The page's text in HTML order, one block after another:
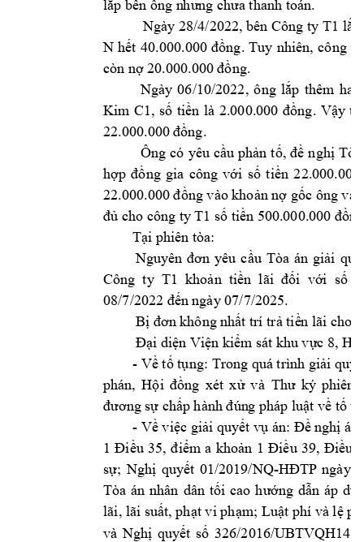
lắp bên ông nhưng chưa thanh toán.
Ngày 28/4/2022, bên Công ty T1
N hết 40.000.000 đồng. Tuy nhiên, công
còn nợ 20.000.000 đồng.
Ngày 06/10/2022, ông lắp thêm hai
Kim C1, số tiền là 2.000.000 đồng. Vậy
22.000.000 đồng.
Ông có yêu cầu phản tố, đề nghị
hợp đồng gia công với số tiền 22.000.000
22.000.000 đồng vào khoản nợ gốc ông vay
đủ cho công ty T1 số tiền 500.000.000 đ
Tại phiên tòa:
Nguyên đơn yêu cầu Tòa án giải
Công  ty  T1 khoản  tiền  lãi  đối  với  số
08/7/2022 đến ngày 07/7/2025.
Bị đơn không nhất trí trả tiền lãi cho
Đại diện Viện kiểm sát khu vực 8, HP
- Về tố tụng: Trong quá trình giải
phán, Hội đồng xét xử và Thư ký phiên
đương sự chấp hành đúng pháp luật về tố
- Về việc giải quyết vụ án: Đề nghị áp
1 Điều 35, điểm a khoản 1 Điều 39, Điều
sự; Nghị quyết 01/2019/NQ-HĐTP ngày
Tòa án nhân dân tối cao hướng dẫn áp
lãi, lãi suất, phạt vi phạm; Luật phí và lệ
và Nghị quyết số 326/2016/UBTVQH14